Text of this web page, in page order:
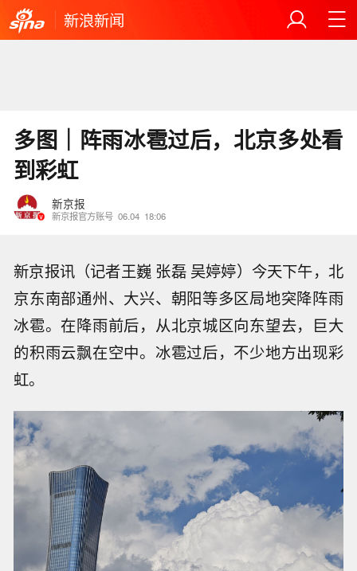
新浪新闻
多图｜阵雨冰雹过后，北京多处看
到彩虹
新京报
新京报官方账号 06.04 18:06
新京报讯（记者王巍 张磊 吴婷婷）今天下午，北
京东南部通州、大兴、朝阳等多区局地突降阵雨
冰雹。在降雨前后，从北京城区向东望去，巨大
的积雨云飘在空中。冰雹过后，不少地方出现彩
虹。